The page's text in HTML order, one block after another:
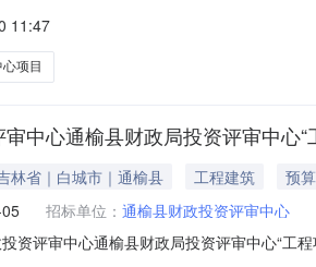
JLSS2022-05中标单位名称：金策工程管
11:47
项目
中心通榆县财政局投资评审中心
林省｜白城市｜通榆县 工程建筑
预
招标单位： 通榆县财政投资评审中心
资评审中心通榆县财政局投资评审中心“工